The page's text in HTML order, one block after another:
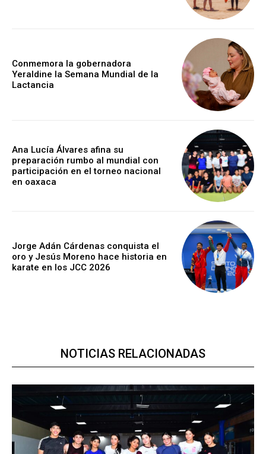
Conmemora la gobernadora
Yeraldine la Semana Mundial de la
Lactancia
Ana Lucía Álvares afina su
preparación rumbo al mundial con
participación en el torneo nacional
en oaxaca
Jorge Adán Cárdenas conquista el
oro y Jesús Moreno hace historia en
karate en los JCC 2026
NOTICIAS RELACIONADAS